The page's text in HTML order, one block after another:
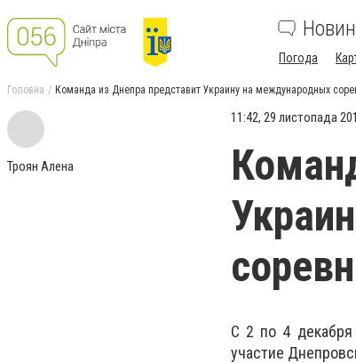
Погода
Головна Команда из Днепра представит Украину на международных
Троян Алена
11:42, 29 листопада
С 2 по 4 декабря
участие